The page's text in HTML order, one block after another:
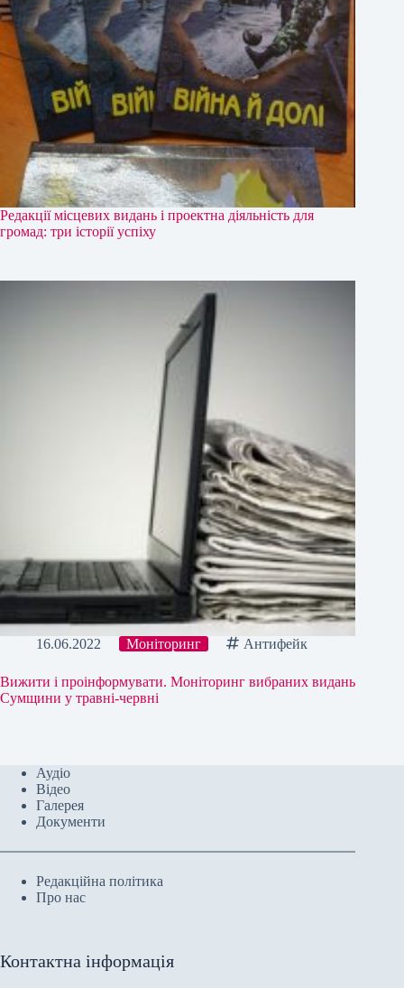
Редакції місцевих видань і проектна діяльність для
громад: три історії успіху
16.06.2022 Моніторинг Антифейк
Вижити і проінформувати. Моніторинг вибраних видань
Сумщини у травні-червні
Аудіо
Відео
Галерея
Документи
Редакційна політика
Про нас
Контактна інформація